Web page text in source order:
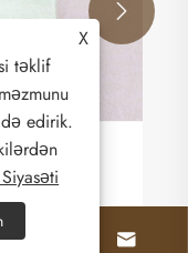


X
təklif
edirik.